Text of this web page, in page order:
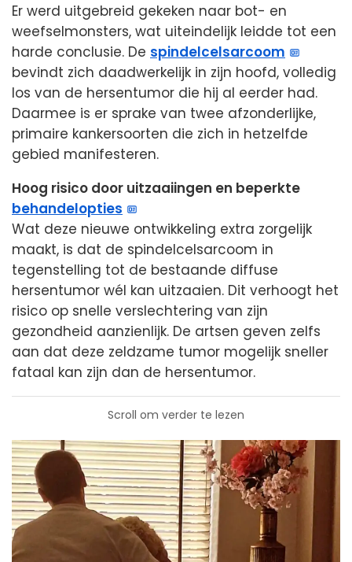
Er werd uitgebreid gekeken naar bot- en
weefselmonsters, wat uiteindelijk leidde tot een
harde conclusie. De spindelcelsarcoom
bevindt zich daadwerkelijk in zijn hoofd, volledig
los van de hersentumor die hij al eerder had.
Daarmee is er sprake van twee afzonderlijke,
primaire kankersoorten die zich in hetzelfde
gebied manifesteren.
Hoog risico door uitzaaiingen en beperkte
behandelopties
Wat deze nieuwe ontwikkeling extra zorgelijk
maakt, is dat de spindelcelsarcoom in
tegenstelling tot de bestaande diffuse
hersentumor wél kan uitzaaien. Dit verhoogt het
risico op snelle verslechtering van zijn
gezondheid aanzienlijk. De artsen geven zelfs
aan dat deze zeldzame tumor mogelijk sneller
fataal kan zijn dan de hersentumor.
Scroll om verder te lezen